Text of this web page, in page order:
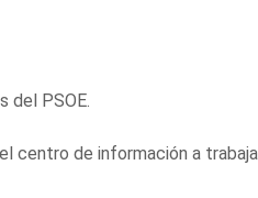
del PSOE.
centro de información a